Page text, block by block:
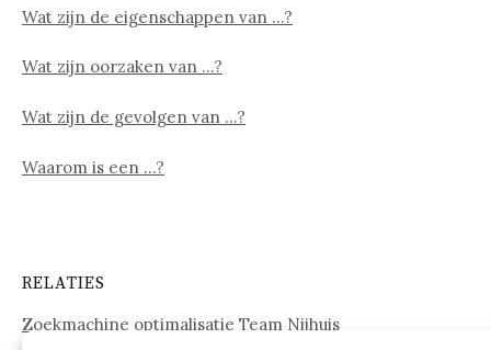
Wat zijn de eigenschappen van …?
Wat zijn oorzaken van …?
Wat zijn de gevolgen van …?
Waarom is een …?
RELATIES
Zoekmachine optimalisatie Team Nijhuis